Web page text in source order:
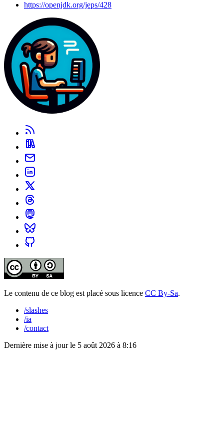
https://openjdk.org/jeps/428
Le contenu de ce blog est placé sous licence CC By-Sa.
/slashes
/ia
/contact
Dernière mise à jour le 5 août 2026 à 8:16